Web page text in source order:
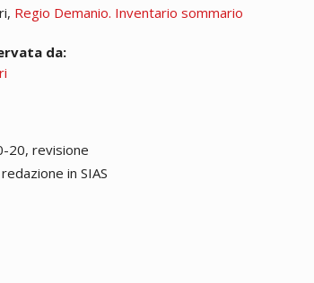
Regio Demanio. Inventario sommario
da:
20, revisione
in SIAS